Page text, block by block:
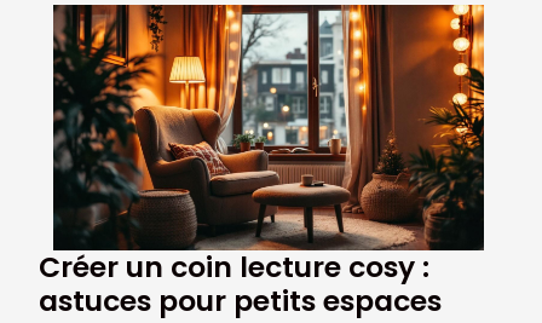
Créer un coin lecture cosy :
astuces pour petits espaces